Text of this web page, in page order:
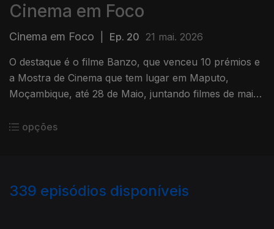
Cinema em Foco
Cinema em Foco Ep. 20 21 mai. 2026
O destaque é o filme Banzo, que venceu 10 prémios e
a Mostra de Cinema que tem lugar em Maputo,
Moçambique, até 28 de Maio, juntando filmes de mais
opções
339 episódios disponíveis